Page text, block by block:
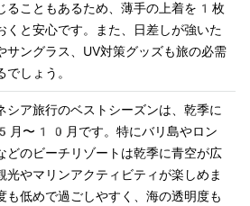
ることもあるため、薄手の上着を1枚
くと安心です。また、日差しが強いた
サングラス、UV対策グッズも旅の必需
でしょう。
シア旅行のベストシーズンは、乾季に
月〜10月です。特にバリ島やロン
どのビーチリゾートは乾季に青空が広
光やマリンアクティビティが楽しめま
も低めで過ごしやすく、海の透明度も